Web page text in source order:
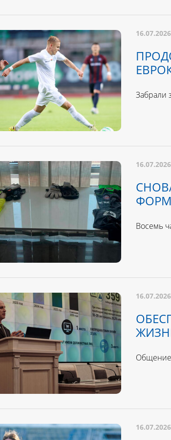
16.07.2026
Забрали
16.07.2026
Восемь
16.07.2026
Общение
16.07.2026